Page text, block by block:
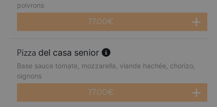
poivrons
17.00€
del casa senior
Base sauce tomate, mozzarella, viande hachée, chorizo,
oignons
17.00€